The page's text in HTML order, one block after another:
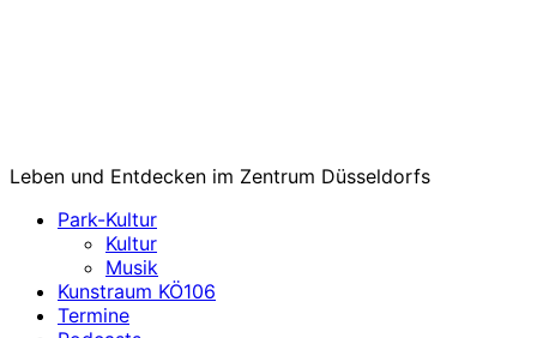
Leben und Entdecken im Zentrum Düsseldorfs
Park-Kultur
Kultur
Musik
Kunstraum KÖ106
Termine